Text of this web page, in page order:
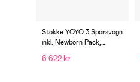
Stokke YOYO 3 Sporsvogn
inkl. Newborn Pack,
6 622 kr